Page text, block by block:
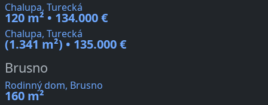
Chalupa, Turecká
120 m² • 134.000 €
Chalupa, Turecká
(1.341 m²) • 135.000 €
Brusno
Rodinný dom, Brusno
160 m²